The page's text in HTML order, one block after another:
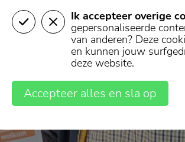
Ik accepteer overige
gepersonaliseerde
van anderen? Deze
en kunnen jouw
deze website.
Accepteer alles en sla op